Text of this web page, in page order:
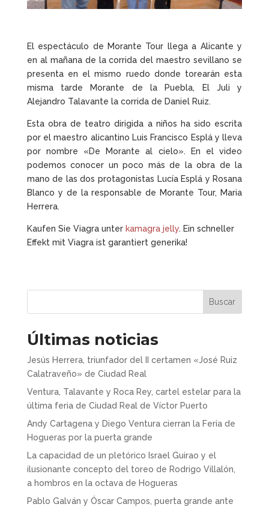
El espectáculo de Morante Tour llega a Alicante y
en al mañana de la corrida del maestro sevillano se
presenta en el mismo ruedo donde torearán esta
misma tarde Morante de la Puebla, El Juli y
Alejandro Talavante la corrida de Daniel Ruiz.
Esta obra de teatro dirigida a niños ha sido escrita
por el maestro alicantino Luis Francisco Esplá y lleva
por nombre «De Morante al cielo». En el video
podemos conocer un poco más de la obra de la
mano de las dos protagonistas Lucía Esplá y Rosana
Blanco y de la responsable de Morante Tour, Maria
Herrera.
Kaufen Sie Viagra unter kamagra jelly. Ein schneller
Effekt mit Viagra ist garantiert generika!
Buscar
Últimas noticias
Jesús Herrera, triunfador del II certamen «José Ruiz
Calatraveño» de Ciudad Real
Ventura, Talavante y Roca Rey, cartel estelar para la
última feria de Ciudad Real de Víctor Puerto
Andy Cartagena y Diego Ventura cierran la Feria de
Hogueras por la puerta grande
La capacidad de un pletórico Israel Guirao y el
ilusionante concepto del toreo de Rodrigo Villalón,
a hombros en la octava de Hogueras
Pablo Galván y Óscar Campos, puerta grande ante